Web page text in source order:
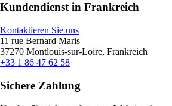
Kundendienst in Frankreich
Kontaktieren Sie uns
11 rue Bernard Maris
37270 Montlouis-sur-Loire, Frankreich
+33 1 86 47 62 58
Sichere Zahlung